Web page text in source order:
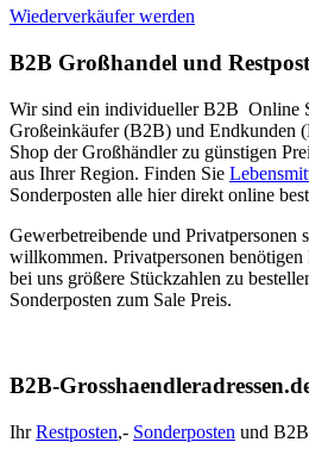
Wiederverkäufer werden
B2B Großhandel und
Wir sind ein individueller B2B Online
Großeinkäufer (B2B) und Endkunden
Shop der Großhändler zu günstigen
aus Ihrer Region. Finden Sie
Sonderposten alle hier direkt online
Gewerbetreibende und Privatpersonen
willkommen. Privatpersonen
bei uns größere Stückzahlen zu
Sonderposten zum Sale Preis.
B2B-
IhrRestposten,- Sonderposten und